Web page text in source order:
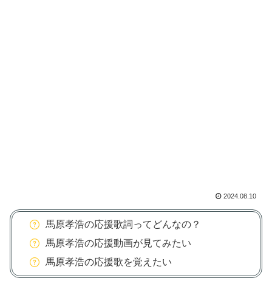
2024.08.10
馬原孝浩の応援歌詞ってどんなの？
馬原孝浩の応援動画が見てみたい
馬原孝浩の応援歌を覚えたい